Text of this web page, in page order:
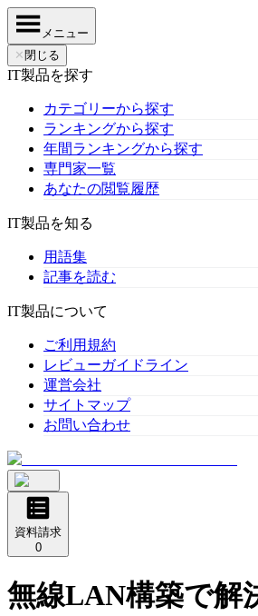
メニュー
✕ 閉じる
IT製品を探す
カテゴリーから探す
ランキングから探す
年間ランキングから探す
専門家一覧
あなたの閲覧履歴
IT製品を知る
用語集
記事を読む
IT製品について
ご利用規約
レビューガイドライン
運営会社
サイトマップ
お問い合わせ
資料請求
0
無線LAN構築で解